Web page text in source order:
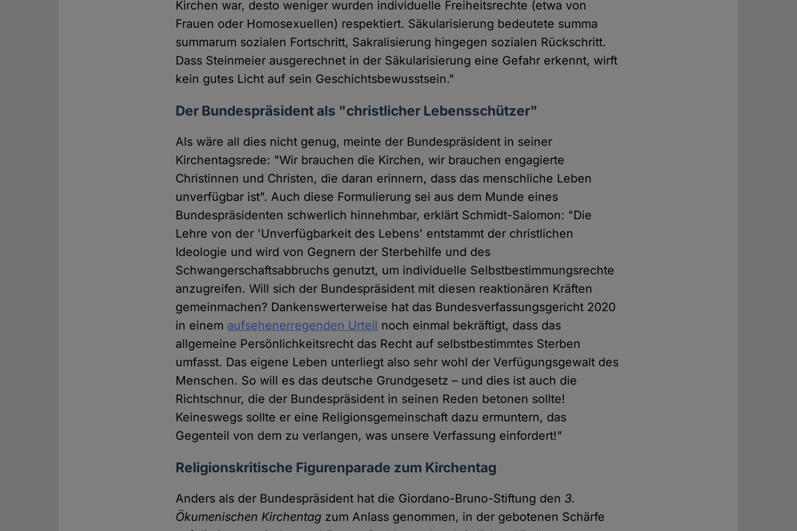
Kirchen war, desto weniger wurden individuelle Freiheitsrechte (etwa von
Frauen oder Homosexuellen) respektiert. Säkularisierung bedeutete summa
summarum sozialen Fortschritt, Sakralisierung hingegen sozialen Rückschritt.
Dass Steinmeier ausgerechnet in der Säkularisierung eine Gefahr erkennt, wirft
kein gutes Licht auf sein Geschichtsbewusstsein."
Der Bundespräsident als "christlicher Lebensschützer"
Als wäre all dies nicht genug, meinte der Bundespräsident in seiner
Kirchentagsrede: "Wir brauchen die Kirchen, wir brauchen engagierte
Christinnen und Christen, die daran erinnern, dass das menschliche Leben
unverfügbar ist". Auch diese Formulierung sei aus dem Munde eines
Bundespräsidenten schwerlich hinnehmbar, erklärt Schmidt-Salomon: "Die
Lehre von der 'Unverfügbarkeit des Lebens' entstammt der christlichen
Ideologie und wird von Gegnern der Sterbehilfe und des
Schwangerschaftsabbruchs genutzt, um individuelle Selbstbestimmungsrechte
anzugreifen. Will sich der Bundespräsident mit diesen reaktionären Kräften
gemeinmachen? Dankenswerterweise hat das Bundesverfassungsgericht 2020
in einem aufsehenerregenden Urteil noch einmal bekräftigt, dass das
allgemeine Persönlichkeitsrecht das Recht auf selbstbestimmtes Sterben
umfasst. Das eigene Leben unterliegt also sehr wohl der Verfügungsgewalt des
Menschen. So will es das deutsche Grundgesetz – und dies ist auch die
Richtschnur, die der Bundespräsident in seinen Reden betonen sollte!
Keineswegs sollte er eine Religionsgemeinschaft dazu ermuntern, das
Gegenteil von dem zu verlangen, was unsere Verfassung einfordert!"
Religionskritische Figurenparade zum Kirchentag
Anders als der Bundespräsident hat die Giordano-Bruno-Stiftung den 3.
Ökumenischen Kirchentag zum Anlass genommen, in der gebotenen Schärfe